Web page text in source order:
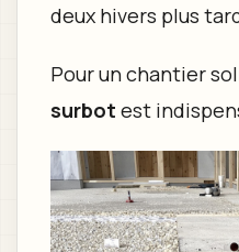
deux hivers plus
Pour un chantier
surbot est